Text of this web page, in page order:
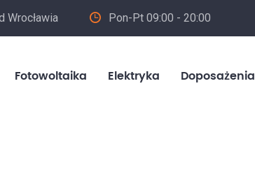
Wrocławia Pon-Pt 09:00 - 20:00
Fotowoltaika Elektryka Doposażenia